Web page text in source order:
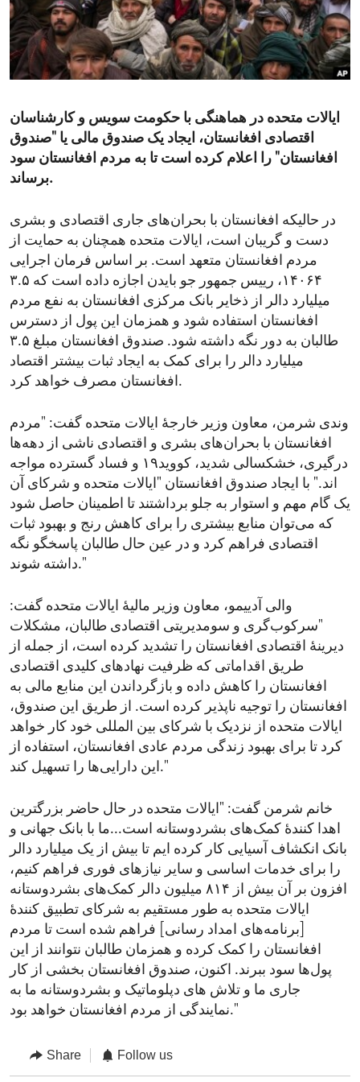
ENVIRONMENT AND HEALTH
IDEALS AND INSTITUTIONS
ایالات متحده در هماهنگی با حکومت سویس و کارشناسان
اقتصادی افغانستان، ایجاد یک صندوق مالی یا "صندوق
افغانستان" را اعلام کرده است تا به مردم افغانستان سود
برساند.
در حالیکه افغانستان با بحران‌های جاری اقتصادی و بشری
دست و گریبان است، ایالات متحده همچنان به حمایت از
مردم افغانستان متعهد است. بر اساس فرمان اجرایی
۱۴۰۶۴، رییس جمهور جو بایدن اجازه داده است که ۳.۵
میلیارد دالر از ذخایر بانک مرکزی افغانستان به نفع مردم
افغانستان استفاده شود و همزمان این پول از دسترس
طالبان به دور نگه داشته شود. صندوق افغانستان مبلغ ۳.۵
میلیارد دالر را برای کمک به ایجاد ثبات بیشتر اقتصاد
افغانستان مصرف خواهد کرد.
وندی شرمن، معاون وزیر خارجهٔ ایالات متحده گفت: "مردم
افغانستان با بحران‌های بشری و اقتصادی ناشی از دهه‌ها
درگیری، خشکسالی شدید، کووید۱۹ و فساد گسترده مواجه
اند." با ایجاد صندوق افغانستان "ایالات متحده و شرکای آن
یک گام مهم و استوار به جلو برداشتند تا اطمینان حاصل شود
که می‌توان منابع بیشتری را برای کاهش رنج و بهبود ثبات
اقتصادی فراهم کرد و در عین حال طالبان پاسخگو نگه
داشته شوند."
والی آدییمو، معاون وزیر مالیۀ ایالات متحده گفت:
"سرکوب‌گری و سومدیریتی اقتصادی طالبان، مشکلات
دیرینۀ اقتصادی افغانستان را تشدید کرده است، از جمله از
طریق اقداماتی که ظرفیت نهادهای کلیدی اقتصادی
افغانستان را کاهش داده و بازگرداندن این منابع مالی به
افغانستان را توجیه ناپذیر کرده است. از طریق این صندوق،
ایالات متحده از نزدیک با شرکای بین المللی خود کار خواهد
کرد تا برای بهبود زندگی مردم عادی افغانستان، استفاده از
این دارایی‌ها را تسهیل کند."
خانم شرمن گفت: "ایالات متحده در حال حاضر بزرگترین
اهدا کنندۀ کمک‌های بشردوستانه است...ما با بانک جهانی و
بانک انکشاف آسیایی کار کرده ایم تا بیش از یک میلیارد دالر
را برای خدمات اساسی و سایر نیازهای فوری فراهم کنیم،
افزون بر آن بیش از ۸۱۴ میلیون دالر کمک‌های بشردوستانه
ایالات متحده به طور مستقیم به شرکای تطبیق کنندۀ
[برنامه‌های امداد رسانی] فراهم شده است تا مردم
افغانستان را کمک کرده و همزمان طالبان نتوانند از این
پول‌ها سود ببرند. اکنون، صندوق افغانستان بخشی از کار
جاری ما و تلاش های دپلوماتیک و بشردوستانه ما به
نمایندگی از مردم افغانستان خواهد بود."
Share Follow us